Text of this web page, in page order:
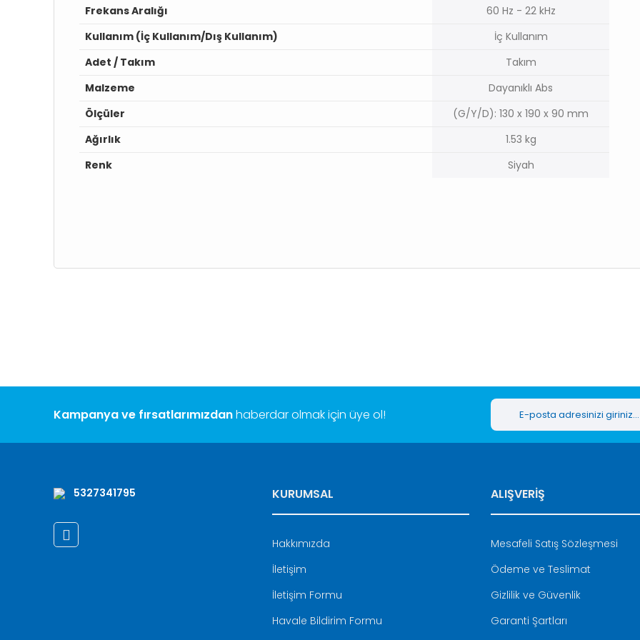
Frekans Aralığı
60 Hz - 22 kHz
Kullanım (İç Kullanım/Dış Kullanım)
İç Kullanım
Adet / Takım
Takım
Malzeme
Dayanıklı Abs
Ölçüler
(G/Y/D): 130 x 190 x 90 mm
Ağırlık
1.53 kg
Renk
Siyah
Ürün fiyatı diğer sitelerden daha pahalı.
Gönder
Kampanya ve fırsatlarımızdanhaberdar olmak için üye ol!
5327341795 KURUMSAL
Hakkımızda
İletişim
İletişim Formu
Havale Bildirim Formu
ALIŞVERİŞ
Mesafeli Satış Sözleşmesi
Ödeme ve Teslimat
Gizlilik ve Güvenlik
Garanti Şartları